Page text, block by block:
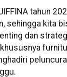
tahun
sehingga kita
dan